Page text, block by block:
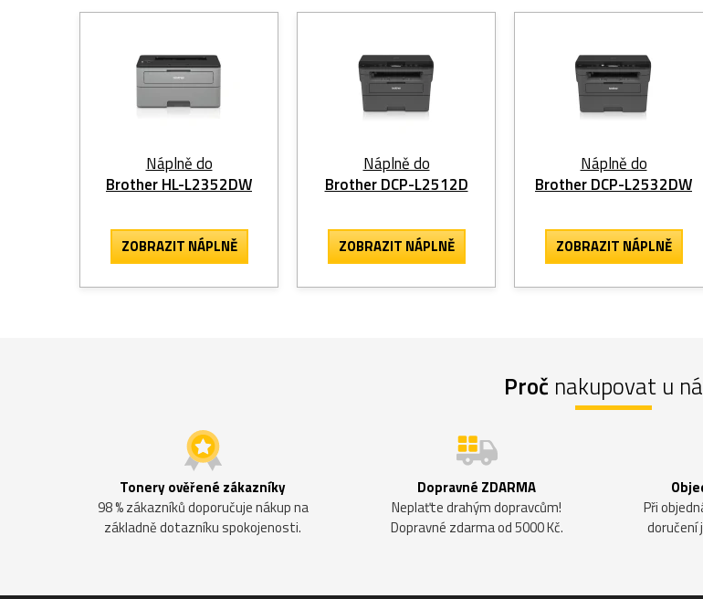
Náplně do
Brother HL-L2352DW
ZOBRAZITNÁPLNĚ
Náplně do
Brother DCP-L2512D
ZOBRAZITNÁPLNĚ
Náplně do
Brother DCP-L2532DW
ZOBRAZITNÁPLNĚ
Proč nakupovat u
Tonery ověřené zákazníky
98 % zákazníků doporučuje nákup na
základně dotazníku spokojenosti.
Dopravné ZDARMA
Neplaťte drahým dopravcům!
Dopravné zdarma od 5000 Kč.
Při
doručení